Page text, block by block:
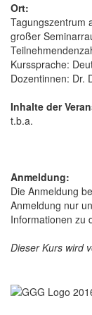
Ort:
Tagungszentrum
großer
Kurssprache:
Dozentinnen: Dr.
Inhalte der
t.b.a.
Anmeldung:
Die Anmeldung
Anmeldung nur
Informationen zu
Dieser Kurs wird